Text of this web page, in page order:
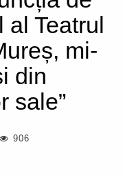
al Teatrul
mi-
din
sale”
906